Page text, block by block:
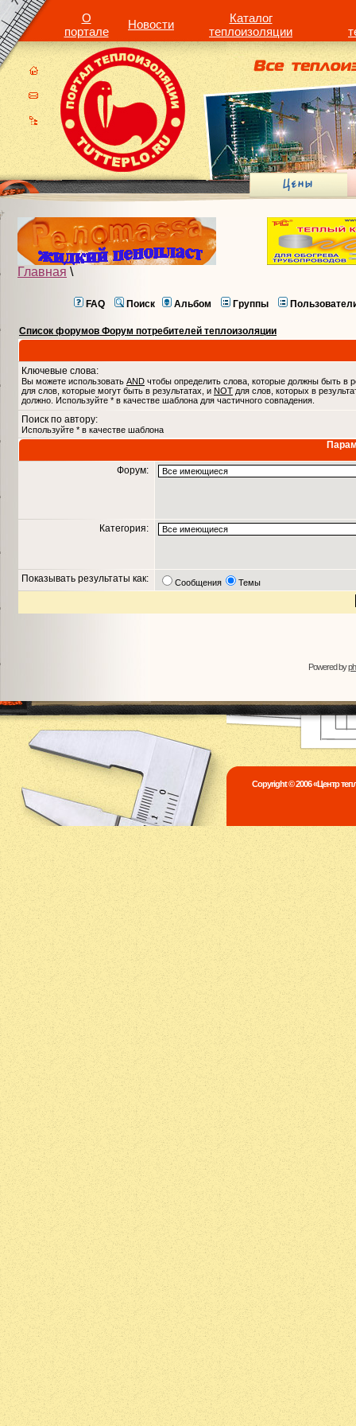
О
портале
Новости
Каталог
теплоизоляции
Главная \
FAQ Поиск Альбом Группы
Список форумов Форум потребителей теплоизоляции
Ключевые слова:
Вы можете использовать AND чтобы определить слова, которые должны быть в
для слов, которые могут быть в результатах, и NOT для слов, которых в
должно. Используйте * в качестве шаблона для частичного совпадения.
Поиск по автору:
Используйте * в качестве шаблона
Форум:
Категория:
Показывать результаты как: Сообщения Темы
Powered by
Copyright © 2006 «Центр